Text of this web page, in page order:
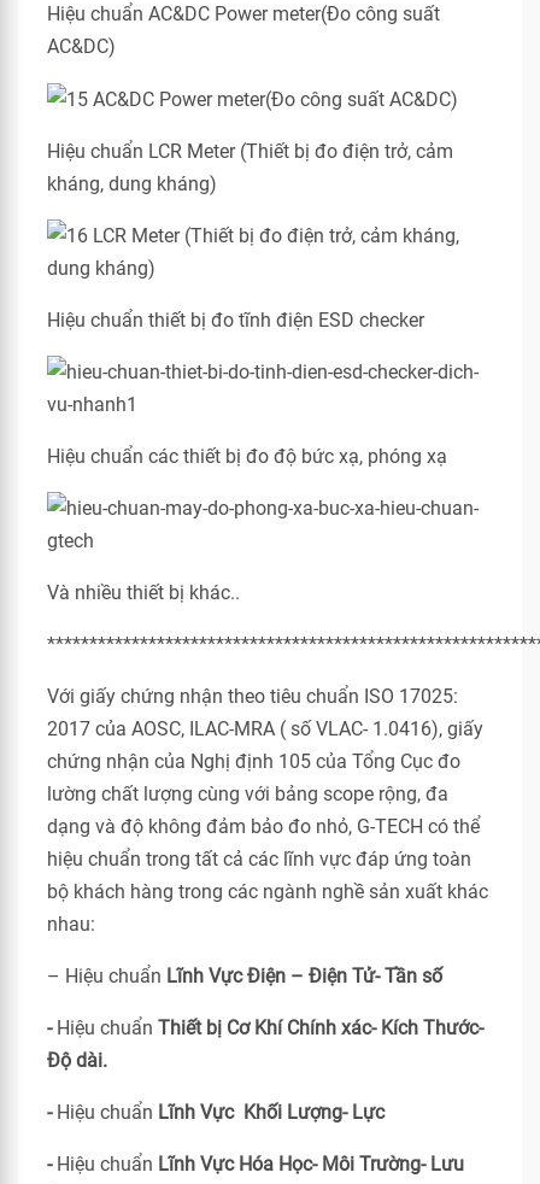
Hiệu chuẩn AC&DC Power meter(Đo công suất
AC&DC)
Hiệu chuẩn LCR Meter (Thiết bị đo điện trở, cảm
kháng, dung kháng)
Hiệu chuẩn thiết bị đo tĩnh điện ESD checker
Hiệu chuẩn các thiết bị đo độ bức xạ, phóng xạ
Và nhiều thiết bị khác..
Với giấy chứng nhận theo tiêu chuẩn ISO 17025:
2017 của AOSC, ILAC-MRA ( số VLAC- 1.0416), giấy
chứng nhận của Nghị định 105 của Tổng Cục đo
lường chất lượng cùng với bảng scope rộng, đa
dạng và độ không đảm bảo đo nhỏ, G-TECH có thể
hiệu chuẩn trong tất cả các lĩnh vực đáp ứng toàn
bộ khách hàng trong các ngành nghề sản xuất khác
nhau:
– Hiệu chuẩn Lĩnh Vực Điện – Điện Tử- Tần số
- Hiệu chuẩn Thiết bị Cơ Khí Chính xác- Kích Thước-
Độ dài.
- Hiệu chuẩn Lĩnh Vực Khối Lượng- Lực
- Hiệu chuẩn Lĩnh Vực Hóa Học- Môi Trường- Lưu